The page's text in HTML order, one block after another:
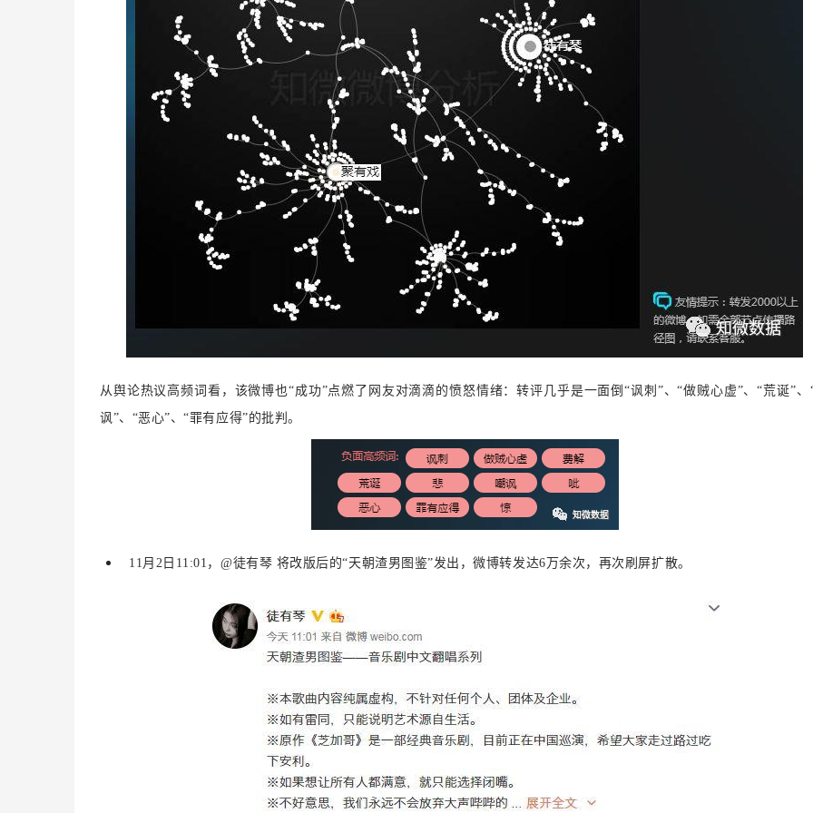
从舆论热议高频词看，该微博也“成功”点燃了网友对滴滴的愤怒情绪：转评几乎是一面倒“讽刺”、“做贼心虚”、“荒诞”、
讽”、“恶心”、“罪有应得”的批判。
11月2日11:01，@徒有琴 将改版后的“天朝渣男图鉴”发出，微博转发达6万余次，再次刷屏扩散。